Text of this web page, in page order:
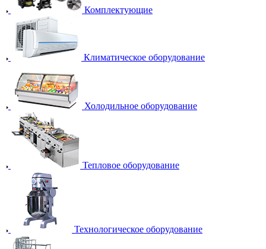
Комплектующие
Климатическое оборудование
Холодильное оборудование
Тепловое оборудование
Технологическое оборудование